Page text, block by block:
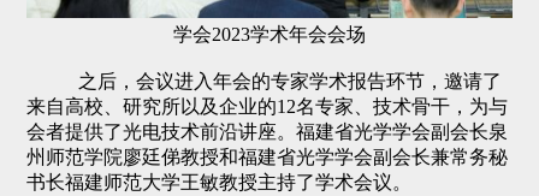
学会2023学术年会会场
之后，会议进入年会的专家学术报告环节，邀请了
来自高校、研究所以及企业的12名专家、技术骨干，为与
会者提供了光电技术前沿讲座。福建省光学学会副会长泉
州师范学院廖廷俤教授和福建省光学学会副会长兼常务秘
书长福建师范大学王敏教授主持了学术会议。